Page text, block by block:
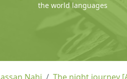
the world languages